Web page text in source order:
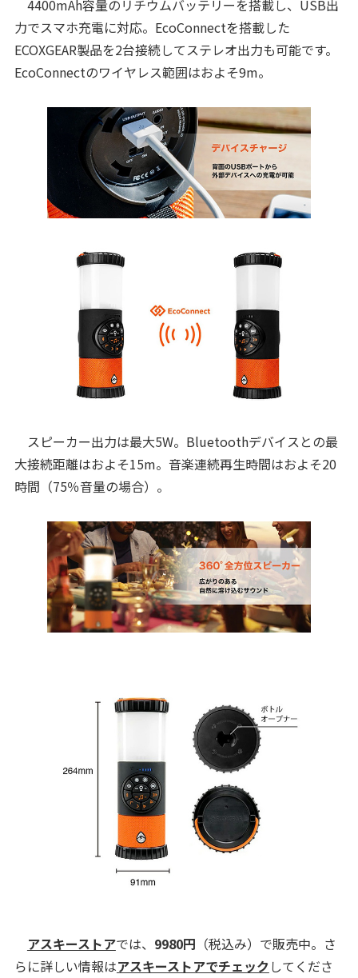
4400mAh容量のリチウムバッテリーを搭載し、USB出
力でスマホ充電に対応。EcoConnectを搭載した
ECOXGEAR製品を2台接続してステレオ出力も可能です。
EcoConnectのワイヤレス範囲はおよそ9m。
スピーカー出力は最大5W。Bluetoothデバイスとの最
大接続距離はおよそ15m。音楽連続再生時間はおよそ20
時間（75％音量の場合）。
アスキーストアでは、 9980円 （税込み）で販売中。さ
らに詳しい情報はアスキーストアでチェックしてくださ